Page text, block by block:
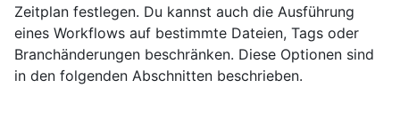
Zeitplan festlegen. Du kannst auch die Ausführung
eines Workflows auf bestimmte Dateien, Tags oder
Branchänderungen beschränken. Diese Optionen sind
in den folgenden Abschnitten beschrieben.